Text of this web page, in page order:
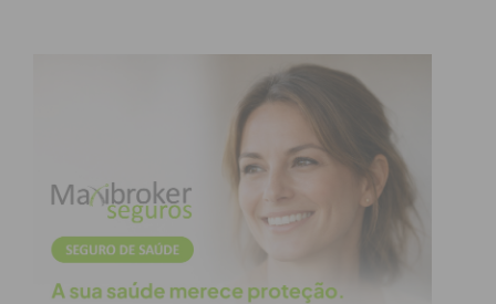
expositores de artesanato e produtos alimentares
De segunda a quinta-feira, o certame funciona
das 17h00 às 21h00, à sexta-feira das 17h00 às
23h00, aos sábados e feriados entre as 10h00 e as
23h00 e ao domingo das 10h00 às 21h00. Nos dias
24 e 31 de dezembro, o horário é entre as 10h00
e as 14h00. Do programa, destacam-se, ainda, as